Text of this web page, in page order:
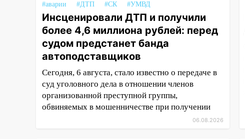
17:08
Ульяновский областной
суд оставил в силе приговор
руководству
«УльяновскФармации» за
махинации на 3,2 млн рублей
16:09 Ветераны легкой
атлетики из Ульяновска
успешно выступили на
Чемпионате России
#аварии
#ДТП #СК #УМВД
Инсценировали ДТП и получили
более 4,6 миллиона рублей: перед
судом предстанет банда
автоподставщиков
Сегодня, 6 августа, стало известно о передаче в
суд уголовного дела в отношении членов
организованной преступной группы,
обвиняемых в мошенничестве при получении
06.08.2026